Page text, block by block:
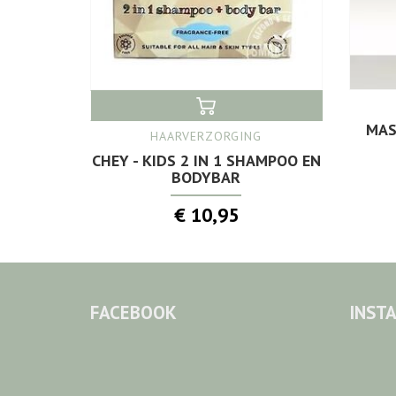
HAARVERZORGING
CHEY - KIDS 2 IN 1 SHAMPOO EN
BODYBAR
€ 10,95
FACEBOOK